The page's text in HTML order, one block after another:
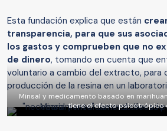
Esta fundación explica que están
transparencia, para que sus
los gastos y comprueben que no
de dinero, tomando en cuenta que
voluntario a cambio del extracto, para
producción de la resina en un
Minsal y medicamento basado en
tiene el efecto psicotrópico